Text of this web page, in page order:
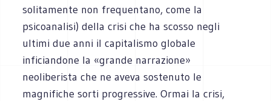
solitamente non frequentano, come la
psicoanalisi) della crisi che ha scosso negli
ultimi due anni il capitalismo globale
inficiandone la «grande narrazione»
neoliberista che ne aveva sostenuto le
magnifiche sorti progressive. Ormai la crisi,